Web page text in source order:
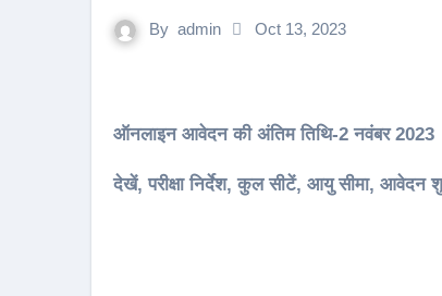
By admin Oct 13, 2023
ऑनलाइन आवेदन की अंतिम तिथि-2 नवंबर 2023
देखें, परीक्षा निर्देश, कुल सीटें, आयु सीमा, आवेदन